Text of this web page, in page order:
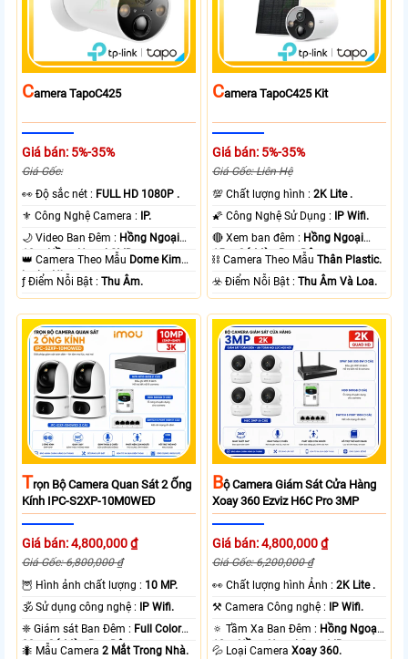
CAmera TapoC425
Giá bán: 5%-35%
Giá Gốc:
️👀 Độ sắc nét : FULL HD 1080P .
⚜️ Công Nghệ Camera :
IP.
🌙 Video Ban Đêm : Hồng Ngoại
10m Hồng Ngoại SMD.
👑 Camera Theo Mẫu Dome Kim
loại + Nhựa.
️ƒ Điểm Nỗi Bật :Thu Âm.
CAmera TapoC425 Kit
Giá bán: 5%-35%
Giá Gốc: Liên Hệ
💯 Chất lượng hình :2K Lite .
🌠 Công Nghệ Sử Dụng :
IP Wifi.
🔴 Xem ban đêm : Hồng Ngoại
15m Có Màu Ban Ðêm.
⛓ Camera Theo MẫuThân Plastic.
️☣️ Điểm Nỗi Bật :Thu Âm Và Loa.
TRọn Bộ Camera Quan Sát 2 Ống
Kính IPC-S2XP-10M0WED
Giá bán: 4,800,000 ₫
Giá Gốc: 6,800,000 ₫
🦉 Hình ảnh chất lượng : 10 MP.
🕉️ Sử dụng công nghệ :
IP Wifi.
❈ Giám sát Ban Đêm : Full Color
20m Có Màu Ban Ðêm.
🐜 Mẫu Camera2 Mắt Trong Nhà.
BỘ Camera Giám Sát Cửa Hàng
Xoay 360 Ezviz H6C Pro 3MP
Giá bán: 4,800,000 ₫
Giá Gốc: 6,200,000 ₫
️👀 Chất lượng hình Ảnh :2K Lite .
⚒ Camera Công nghệ :
IP Wifi.
🔅 Tầm Xa Ban Đêm : Hồng Ngoại
10m Hồng Ngoại Smart IR.
💦 Loại CameraXoay 360.